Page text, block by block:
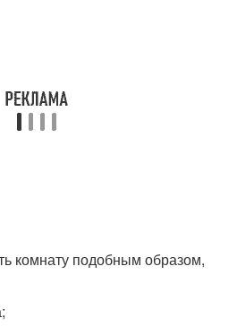
комнату подобным образом,